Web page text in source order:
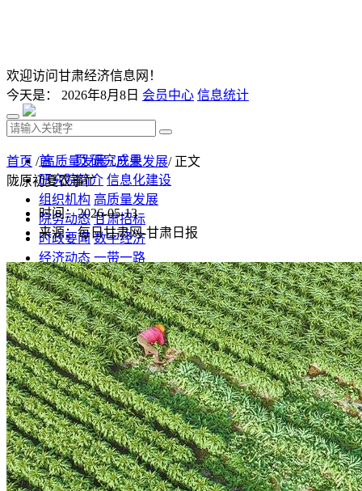
欢迎访问甘肃经济信息网！
今天是： 2026年8月8日 会员中心 信息统计
首 页 研究成果
研究院简介 信息化建设
组织机构 高质量发展
院务动态 甘肃招标
时政要闻 数字经济
经济动态 一带一路
发改视点 乡村振兴
投资分析 发展规划
监测预测 文库下载
首页 /高质量发展/产业发展/ 正文
陇原初夏农事忙
时间：2026-05-13
来源：每日甘肃网-甘肃日报